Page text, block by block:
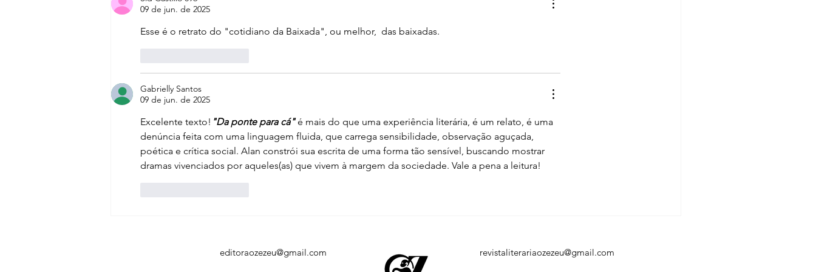
09 de jun. de 2025
Esse é o retrato do "cotidiano da Baixada", ou melhor,  das baixadas.
Gabrielly Santos
09 de jun. de 2025
Excelente texto! "Da ponte para cá" é mais do que uma experiência literária, é um relato, é uma
denúncia feita com uma linguagem fluida, que carrega sensibilidade, observação aguçada,
poética e crítica social. Alan constrói sua escrita de uma forma tão sensível, buscando mostrar
dramas vivenciados por aqueles(as) que vivem à margem da sociedade. Vale a pena a leitura!
editoraozezeu@gmail.com revistaliterariaozezeu@gmail.com